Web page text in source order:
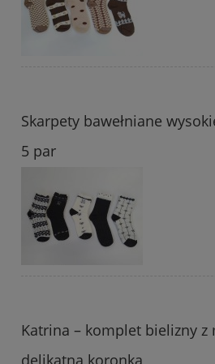
Skarpety bawełniane
5 par
Katrina – komplet bielizny z
delikatną koronką